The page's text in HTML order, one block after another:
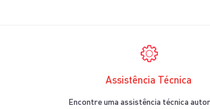
Assistência Técnica
Encontre uma assistência técnica